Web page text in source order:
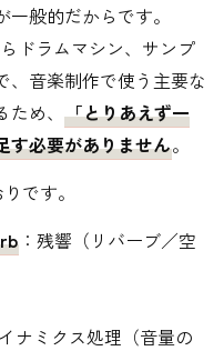
一般的だからです。
ドラムマシン、サンプ
、音楽制作で使う主要な
め、 「とりあえず一
す必要がありません。
です。
：残響（リバーブ／空
ナミクス処理（音量の